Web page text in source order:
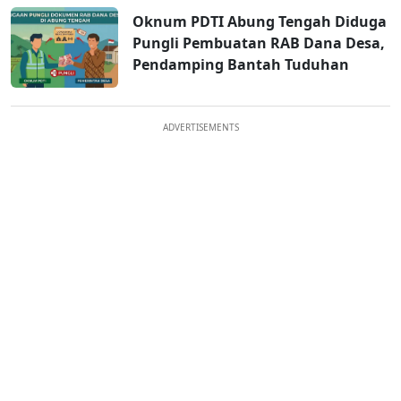
Oknum PDTI Abung Tengah Diduga
Pungli Pembuatan RAB Dana Desa,
Pendamping Bantah Tuduhan
ADVERTISEMENTS